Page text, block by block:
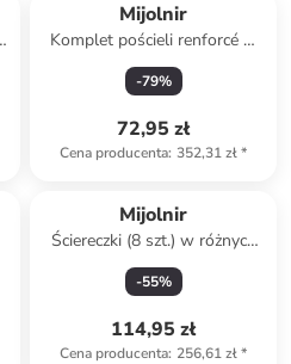
Mijolnir
Komplet pościeli renforcé w
kolorze beżowo-białym
-79%
72,95 zł
Cena producenta: 352,31 zł*
Mijolnir
Ściereczki (8 szt.) w różnych
kolorach do naczyń
-55%
114,95 zł
Cena producenta: 256,61 zł*